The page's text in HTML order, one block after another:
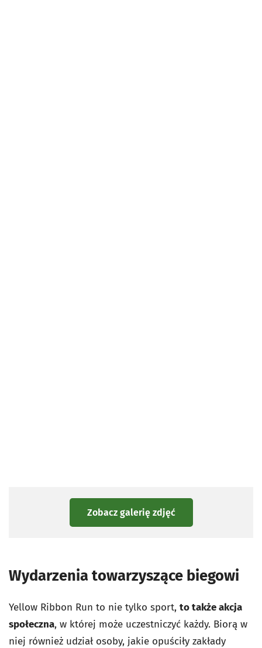
Zobacz galerię zdjęć
Wydarzenia towarzyszące biegowi
Yellow Ribbon Run to nie tylko sport, to także akcja
społeczna, w której może uczestniczyć każdy. Biorą w
niej również udział osoby, jakie opuściły zakłady